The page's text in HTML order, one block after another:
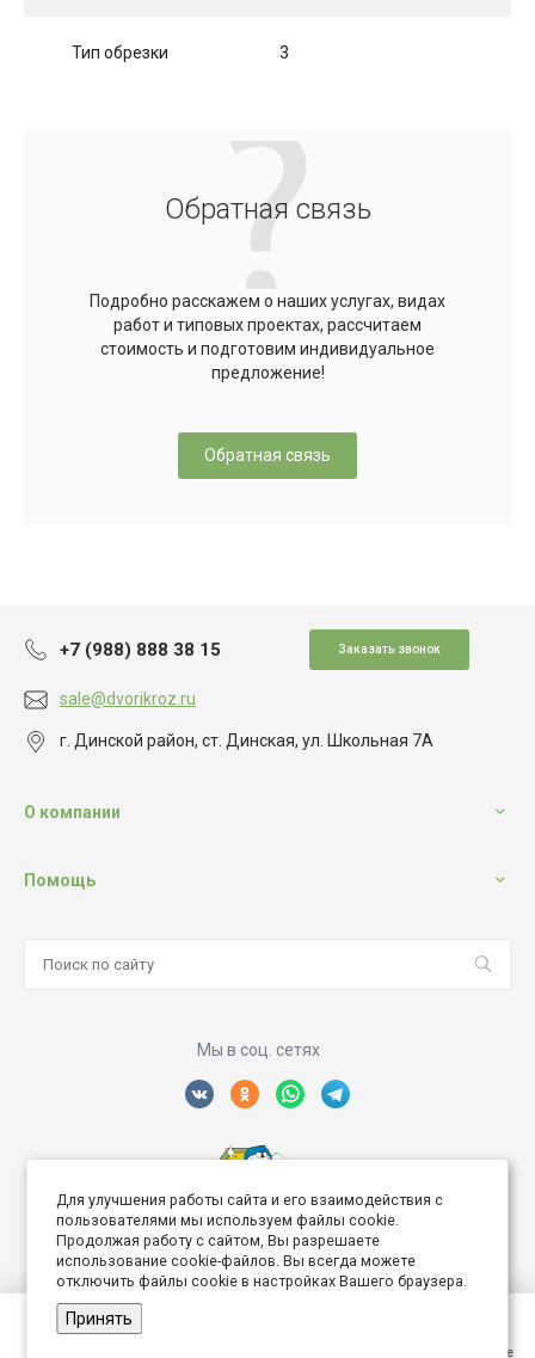
Сравнение
Сравнение
Тип обрезки 3
Обратная связь
Подробно расскажем о наших услугах, видах
работ и типовых проектах, рассчитаем
стоимость и подготовим индивидуальное
предложение!
Обратная связь
+7 (988) 888 38 15 Заказать звонок
sale@dvorikroz.ru
г. Динской район, ст. Динская, ул. Школьная 7А
О компании
Помощь
Мы в соц. сетях
© 2026 Дворик Роз, Все права защищены
Создание интернет сайта
Для улучшения работы сайта и его взаимодействия с
пользователями мы используем файлы cookie.
Продолжая работу с сайтом, Вы разрешаете
использование cookie-файлов. Вы всегда можете
отключить файлы cookie в настройках Вашего браузера.
Принять